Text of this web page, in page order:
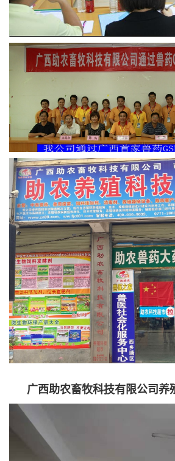
广西助农畜牧科技有限公司养